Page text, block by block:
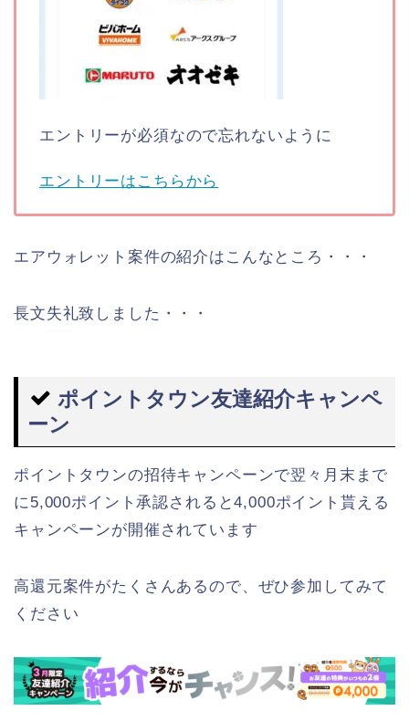
エントリーが必須なので忘れないように
エントリーはこちらから
エアウォレット案件の紹介はこんなところ・・・
長文失礼致しました・・・
ポイントタウン友達紹介キャンペ
ーン
ポイントタウンの招待キャンペーンで翌々月末まで
に5,000ポイント承認されると4,000ポイント貰える
キャンペーンが開催されています
高還元案件がたくさんあるので、ぜひ参加してみて
ください